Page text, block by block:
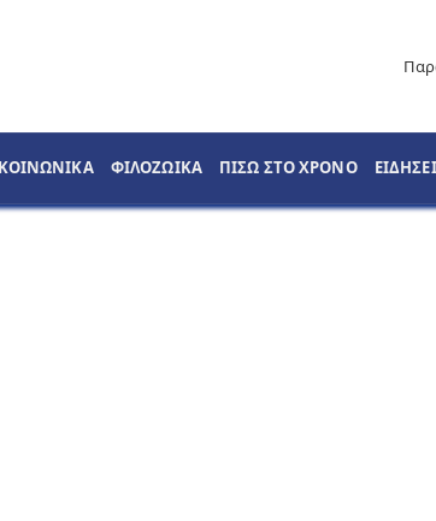
ΚΟΙΝΩΝΙΚΑ ΦΙΛΟΖΩΙΚΑ ΠΙΣΩ ΣΤΟ ΧΡΟΝΟ